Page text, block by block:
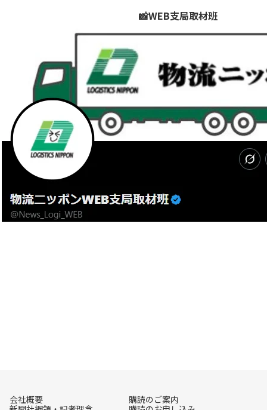
📸WEB支局取材班
会社概要
購読のご案内